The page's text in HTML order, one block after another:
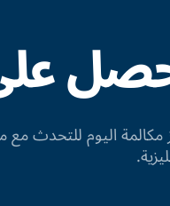
مكالمة اليوم للتحدث